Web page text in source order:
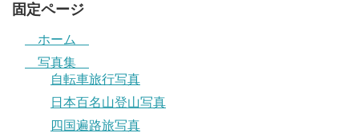
固定ページ
ホーム
写真集
自転車旅行写真
日本百名山登山写真
四国遍路旅写真